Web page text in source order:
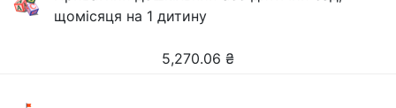
щомісяця на 1 дитину
5,270.06 ₴